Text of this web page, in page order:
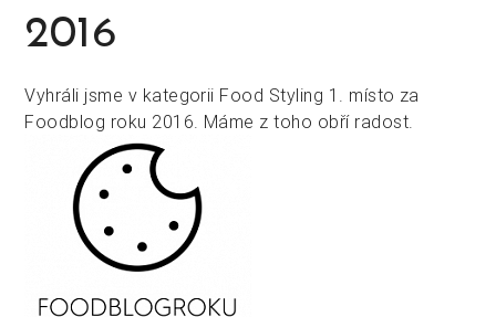
2016
Vyhráli jsme v kategorii Food Styling 1. místo za
Foodblog roku 2016. Máme z toho obří radost.